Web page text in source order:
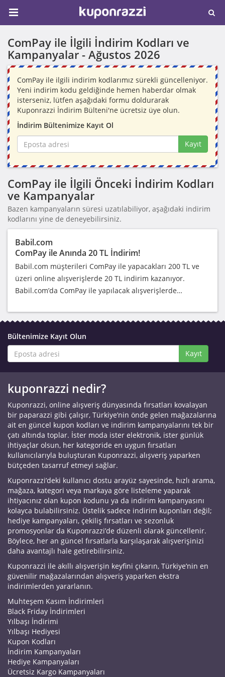
ComPay ile İlgili İndirim Kodları ve
Kampanyalar - Ağustos 2026
ComPay ile ilgili indirim kodlarımız sürekli güncelleniyor.
Yeni indirim kodu geldiğinde hemen haberdar olmak
isterseniz, lütfen aşağıdaki formu doldurarak
Kuponrazzi İndirim Bülteni'ne ücretsiz üye olun.
İndirim Bültenimize Kayıt Ol
Kayıt
ComPay ile İlgili Önceki İndirim Kodları
ve Kampanyalar
Bazen kampanyaların süresi uzatılabiliyor, aşağıdaki indirim
kodlarını yine de deneyebilirsiniz.
Babil.com
ComPay ile Anında 20 TL İndirim!
Babil.com müşterileri ComPay ile yapacakları 200 TL ve
üzeri online alışverişlerde 20 TL indirim kazanıyor.
Babil.com’da ComPay ile yapılacak alışverişlerde…
Bültenimize Kayıt Olun
Kayıt
kuponrazzi nedir?
Kuponrazzi, online alışveriş dünyasında fırsatları kovalayan
bir paparazzi gibi çalışır, Türkiye’nin önde gelen mağazalarına
ait en güncel kupon kodları ve indirim kampanyalarını tek bir
çatı altında toplar. İster moda ister elektronik, ister günlük
ihtiyaçlar olsun, her kategoride en uygun fırsatları
kullanıcılarıyla buluşturan Kuponrazzi, alışveriş yaparken
bütçeden tasarruf etmeyi sağlar.
Kuponrazzi’deki kullanıcı dostu arayüz sayesinde, hızlı arama,
mağaza, kategori veya markaya göre listeleme yaparak
ihtiyacınız olan kupon kodunu ya da indirim kampanyasını
kolayca bulabilirsiniz. Üstelik sadece indirim kuponları değil;
hediye kampanyaları, çekiliş fırsatları ve sezonluk
promosyonlar da Kuponrazzi’de düzenli olarak güncellenir.
Böylece, her an güncel fırsatlarla karşılaşarak alışverişinizi
daha avantajlı hale getirebilirsiniz.
Kuponrazzi ile akıllı alışverişin keyfini çıkarın, Türkiye’nin en
güvenilir mağazalarından alışveriş yaparken ekstra
indirimlerden yararlanın.
Muhteşem Kasım İndirimleri
Black Friday İndirimleri
Yılbaşı İndirimi
Yılbaşı Hediyesi
Kupon Kodları
İndirim Kampanyaları
Hediye Kampanyaları
Ücretsiz Kargo Kampanyaları